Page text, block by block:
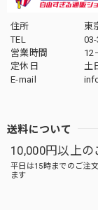
住所
東
TEL
営業時間
12
定休日
土
E-mail
送料について
10,000円以上
平日は15時までのご注
ます